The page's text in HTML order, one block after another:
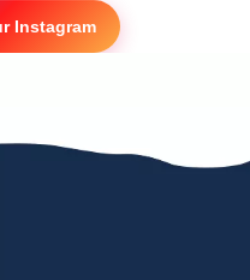
Instagram